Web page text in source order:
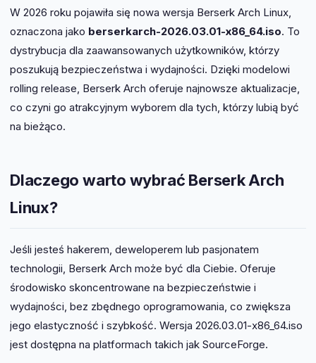
W 2026 roku pojawiła się nowa wersja Berserk Arch Linux,
oznaczona jako berserkarch-2026.03.01-x86_64.iso. To
dystrybucja dla zaawansowanych użytkowników, którzy
poszukują bezpieczeństwa i wydajności. Dzięki modelowi
rolling release, Berserk Arch oferuje najnowsze aktualizacje,
co czyni go atrakcyjnym wyborem dla tych, którzy lubią być
na bieżąco.
Dlaczego warto wybrać Berserk Arch
Linux?
Jeśli jesteś hakerem, deweloperem lub pasjonatem
technologii, Berserk Arch może być dla Ciebie. Oferuje
środowisko skoncentrowane na bezpieczeństwie i
wydajności, bez zbędnego oprogramowania, co zwiększa
jego elastyczność i szybkość. Wersja 2026.03.01-x86_64.iso
jest dostępna na platformach takich jak SourceForge.